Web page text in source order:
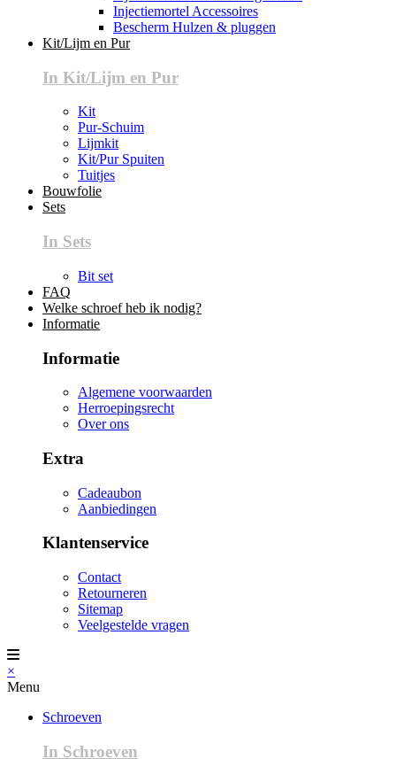
Injectiemortel Accessoires
Bescherm Hulzen & pluggen
Kit/Lijm en Pur
In Kit/Lijm en Pur
Kit
Pur-Schuim
Lijmkit
Kit/Pur Spuiten
Tuitjes
Bouwfolie
Sets
In Sets
Bit set
FAQ
Welke schroef heb ik nodig?
Informatie
Informatie
Algemene voorwaarden
Herroepingsrecht
Over ons
Extra
Cadeaubon
Aanbiedingen
Klantenservice
Contact
Retourneren
Sitemap
Veelgestelde vragen
×
Menu
Schroeven
In Schroeven